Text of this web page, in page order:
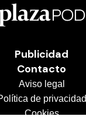
Publicidad
Contacto
Aviso legal
de privacidad
Cookies